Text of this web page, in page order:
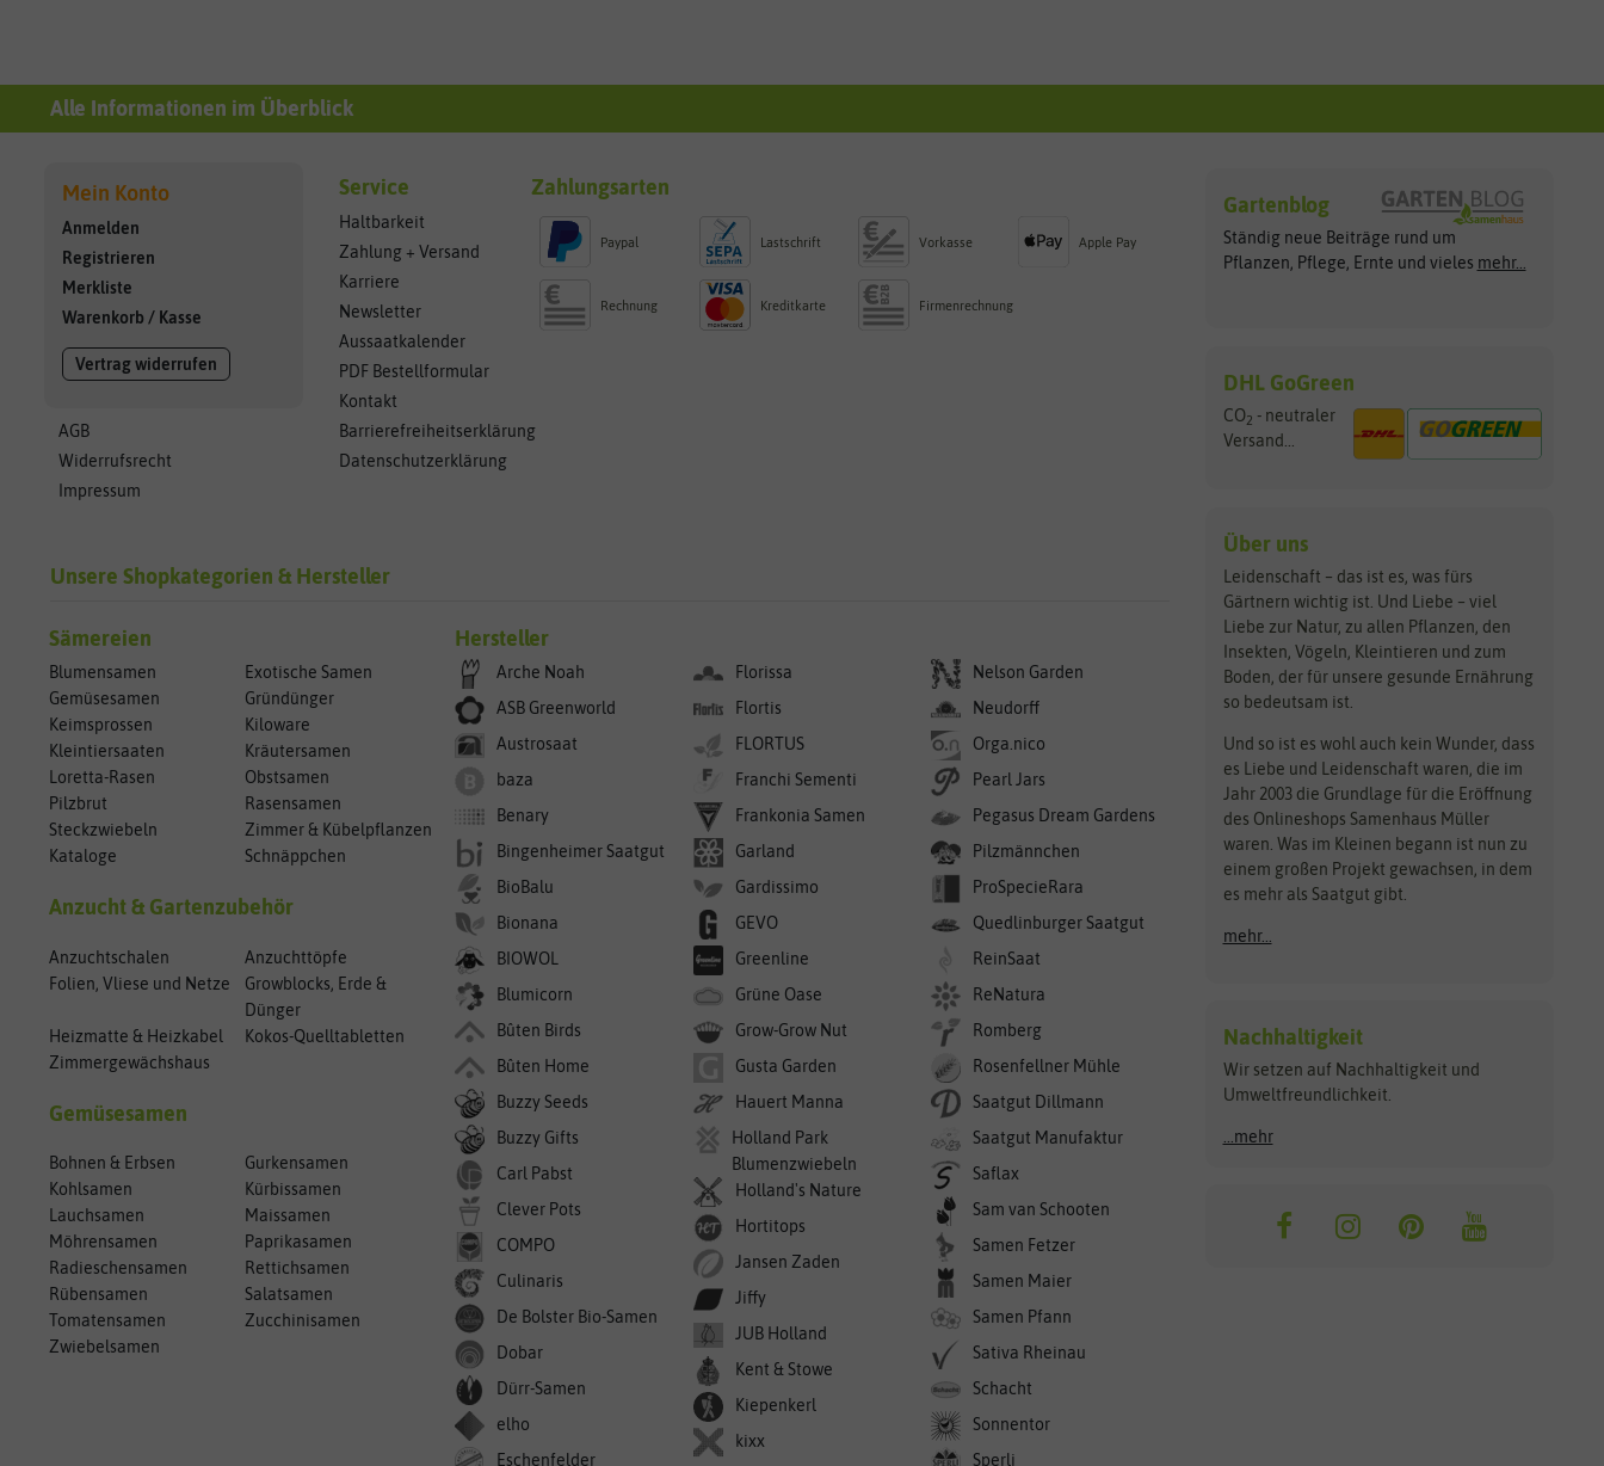
Alle Informationen im Überblick
Mein Konto
Anmelden
Registrieren
Merkliste
Warenkorb / Kasse
Vertrag widerrufen
AGB
Widerrufsrecht
Impressum
Service
Haltbarkeit
Zahlung + Versand
Karriere
Newsletter
Aussaatkalender
PDF Bestellformular
Kontakt
Barrierefreiheitserklärung
Datenschutzerklärung
Zahlungsarten
Paypal Lastschrift Vorkasse Apple Pay
Rechnung Kreditkarte Firmenrechnung
Unsere Shopkategorien & Hersteller
Sämereien
Blumensamen
Exotische Samen
Gemüsesamen
Gründünger
Keimsprossen
Kiloware
Kleintiersaaten
Kräutersamen
Loretta-Rasen
Obstsamen
Pilzbrut
Rasensamen
Steckzwiebeln
Zimmer & Kübelpflanzen
Kataloge
Schnäppchen
Anzucht & Gartenzubehör
Anzuchtschalen
Anzuchttöpfe
Folien, Vliese und Netze
Growblocks, Erde &
Dünger
Heizmatte & Heizkabel
Kokos-Quelltabletten
Zimmergewächshaus
Gemüsesamen
Bohnen & Erbsen
Gurkensamen
Kohlsamen
Kürbissamen
Lauchsamen
Maissamen
Möhrensamen
Paprikasamen
Radieschensamen
Rettichsamen
Rübensamen
Salatsamen
Tomatensamen
Zucchinisamen
Zwiebelsamen
Hersteller
Arche Noah
ASB Greenworld
Austrosaat
baza
Benary
Bingenheimer Saatgut
BioBalu
Bionana
BIOWOL
Blumicorn
Bûten Birds
Bûten Home
Buzzy Seeds
Buzzy Gifts
Carl Pabst
Clever Pots
COMPO
Culinaris
De Bolster Bio-Samen
Dobar
Dürr-Samen
elho
Eschenfelder
Florissa
Flortis
FLORTUS
Franchi Sementi
Frankonia Samen
Garland
Gardissimo
GEVO
Greenline
Grüne Oase
Grow-Grow Nut
Gusta Garden
Hauert Manna
Holland Park
Blumenzwiebeln
Holland's Nature
Hortitops
Jansen Zaden
Jiffy
JUB Holland
Kent & Stowe
Kiepenkerl
kixx
Nelson Garden
Neudorff
Orga.nico
Pearl Jars
Pegasus Dream Gardens
Pilzmännchen
ProSpecieRara
Quedlinburger Saatgut
ReinSaat
ReNatura
Romberg
Rosenfellner Mühle
Saatgut Dillmann
Saatgut Manufaktur
Saflax
Sam van Schooten
Samen Fetzer
Samen Maier
Samen Pfann
Sativa Rheinau
Schacht
Sonnentor
Sperli
Gartenblog
Ständig neue Beiträge rund um
Pflanzen, Pflege, Ernte und vieles mehr...
DHL GoGreen
CO2 - neutraler
Versand...
Über uns
Leidenschaft – das ist es, was fürs
Gärtnern wichtig ist. Und Liebe – viel
Liebe zur Natur, zu allen Pflanzen, den
Insekten, Vögeln, Kleintieren und zum
Boden, der für unsere gesunde Ernährung
so bedeutsam ist.
Und so ist es wohl auch kein Wunder, dass
es Liebe und Leidenschaft waren, die im
Jahr 2003 die Grundlage für die Eröffnung
des Onlineshops Samenhaus Müller
waren. Was im Kleinen begann ist nun zu
einem großen Projekt gewachsen, in dem
es mehr als Saatgut gibt.
mehr...
Nachhaltigkeit
Wir setzen auf Nachhaltigkeit und
Umweltfreundlichkeit.
...mehr